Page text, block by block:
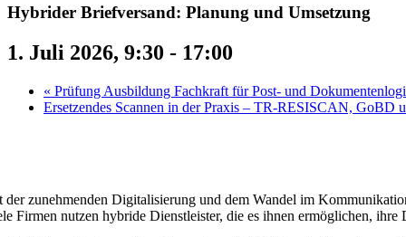
Hybrider Briefversand: Planung und Umsetzung
1. Juli 2026, 9:30 - 17:00
« Prüfung Ausbildung Fachkraft für Post- und
Ersetzendes Scannen in der Praxis – TR-RESISCAN, GoBD
der zunehmenden Digitalisierung und dem Wandel im
Firmen nutzen hybride Dienstleister, die es ihnen ermöglichen,